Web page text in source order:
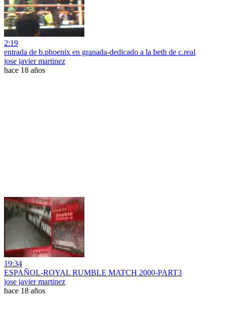
2:19
entrada de b.phoenix en granada-dedicado a la beth de c.real
jose javier martinez
hace 18 años
19:34
ESPAÑOL-ROYAL RUMBLE MATCH 2000-PART3
jose javier martinez
hace 18 años